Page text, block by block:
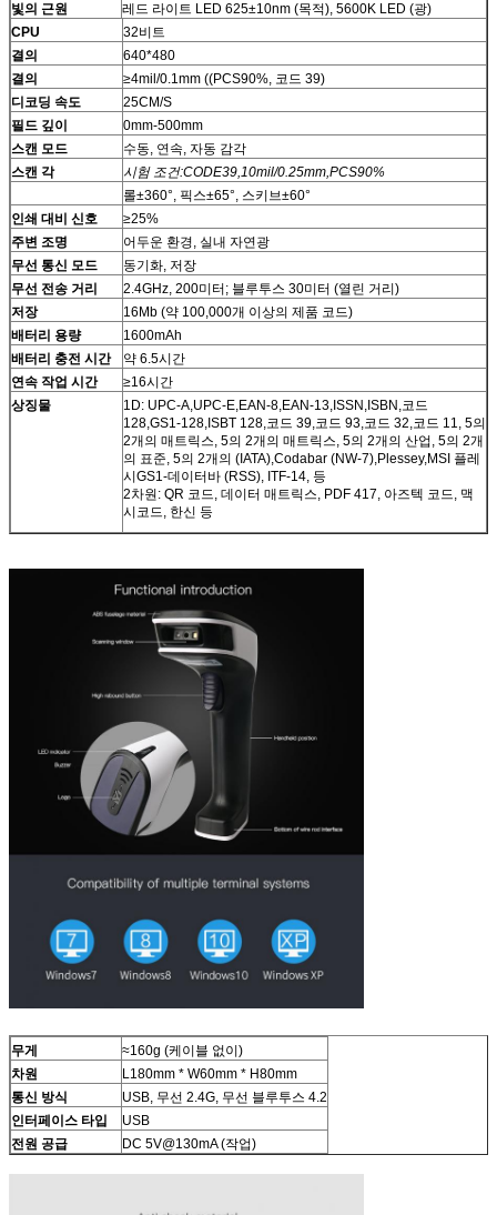
빛의 근원
레드 라이트 LED 625±10nm (목적), 5600K LED (광)
CPU
32비트
결의
640*480
결의
≥4mil/0.1mm ((PCS90%, 코드 39)
디코딩 속도
25CM/S
필드 깊이
0mm-500mm
스캔 모드
수동, 연속, 자동 감각
스캔 각
시험 조건:CODE39,10mil/0.25mm,PCS90%
롤±360°, 픽스±65°, 스키브±60°
인쇄 대비 신호
≥25%
주변 조명
어두운 환경, 실내 자연광
무선 통신 모드
동기화, 저장
무선 전송 거리
2.4GHz, 200미터; 블루투스 30미터 (열린 거리)
저장
16Mb (약 100,000개 이상의 제품 코드)
배터리 용량
1600mAh
배터리 충전 시간
약 6.5시간
연속 작업 시간
≥16시간
상징물
1D: UPC-A,UPC-E,EAN-8,EAN-13,ISSN,ISBN,코드
128,GS1-128,ISBT 128,코드 39,코드 93,코드 32,코드 11, 5의
2개의 매트릭스, 5의 2개의 매트릭스, 5의 2개의 산업, 5의 2개
의 표준, 5의 2개의 (IATA),Codabar (NW-7),Plessey,MSI 플레
시GS1-데이터바 (RSS), ITF-14, 등
2차원: QR 코드, 데이터 매트릭스, PDF 417, 아즈텍 코드, 맥
시코드, 한신 등
무게
≈160g (케이블 없이)
차원
L180mm * W60mm * H80mm
통신 방식
USB, 무선 2.4G, 무선 블루투스 4.2
인터페이스 타입
USB
전원 공급
DC 5V@130mA (작업)